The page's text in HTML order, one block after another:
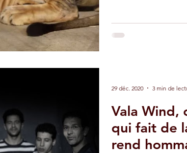
Vala Wind,
qui fait de
rend
29 déc. 2020 3 min de